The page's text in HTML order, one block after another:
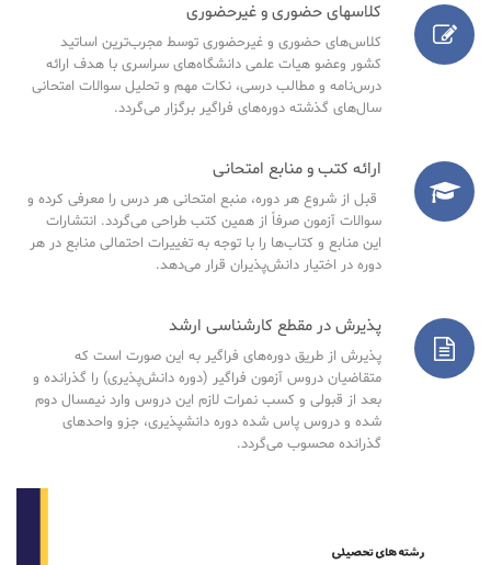
کلاسهای حضوری و غیرحضوری
کلاس‌های حضوری و غیرحضوری توسط مجرب‌ترین اساتید
کشور وعضو هیات علمی دانشگاه‌های سراسری با هدف ارائه
درس‌نامه‌ و مطالب درسی، نکات مهم و تحلیل سوالات امتحانی
سال‌های گذشته دوره‌های فراگیر برگزار می‌گردد.
ارائه کتب و منابع امتحانی
قبل از شروع هر دوره، منبع امتحانی هر درس را معرفی کرده و
سوالات آزمون صرفاً از همین کتب طراحی می‌گردد. انتشارات
این منابع و کتاب‌ها را با توجه به تغییرات احتمالی منابع در هر
دوره در اختیار دانش‌پذیران قرار می‌دهد.
پذیرش در مقطع کارشناسی ارشد
پذیرش از طریق دوره‌های فراگیر به این صورت است که
متقاضیان دروس آزمون فراگیر (دوره دانش‌پذیری) را گذرانده و
بعد از قبولی و کسب نمرات لازم این دروس وارد نیمسال دوم
شده و دروس پاس شده دوره دانشپذیری، جزو واحدهای
گذرانده محسوب می‌گردد.